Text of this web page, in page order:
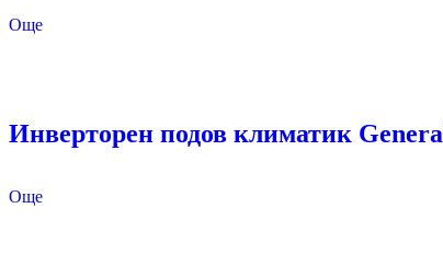
Още
Инверторен подов климатик
Още